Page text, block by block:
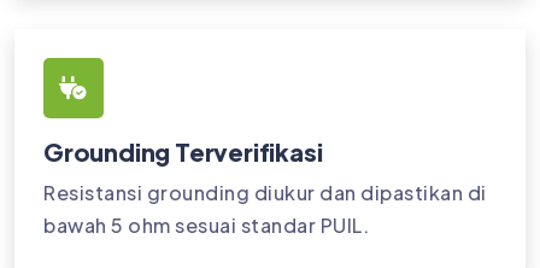
Grounding Terverifikasi
Resistansi grounding diukur dan dipastikan di
bawah 5 ohm sesuai standar PUIL.